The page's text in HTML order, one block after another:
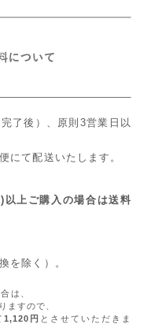
了後）、原則3営業日以
にて配送いたします。
上ご購入の場合は送料
を除く）。
は、
ますので、
1,120円 とさせていただきま